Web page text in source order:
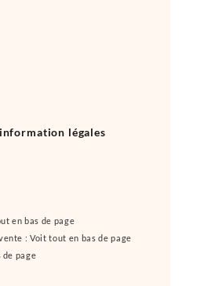
légales
en bas de page
: Voit tout en bas de page
de page